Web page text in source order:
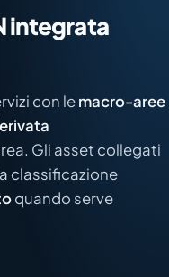
integrata
con lemacro-aree
Gli asset collegati
classificazione
quando serve